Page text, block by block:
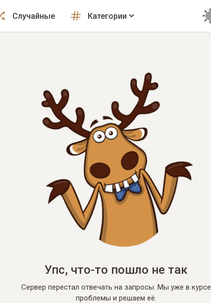
Случайные Категории
Упс, что-то пошло не так
Сервер перестал отвечать на запросы. Мы уже в курсе
проблемы и решаем её.